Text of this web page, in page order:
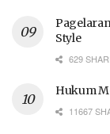
Style
629
Hukum
11667